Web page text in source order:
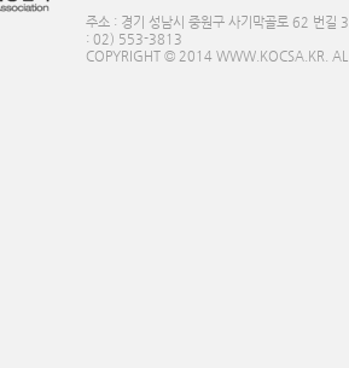
주소 : 경기 성남시 중원구 사기막골로 62 번
: 02) 553-3813
COPYRIGHT © 2014 WWW.KOCSA.KR.